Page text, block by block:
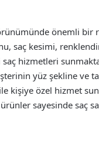
önemli bir
saç kesimi,
saç hizmetleri
yüz şekline ve
kişiye özel hizmet
sayesinde saç